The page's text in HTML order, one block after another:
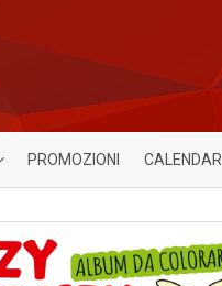
PROMOZIONI CALENDARI